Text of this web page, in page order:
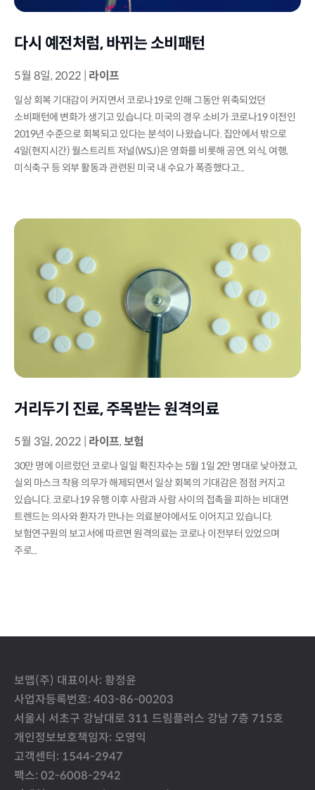
다시 예전처럼, 바뀌는 소비패턴
5월 8일, 2022 | 라이프
일상 회복 기대감이 커지면서 코로나19로 인해 그동안 위축되었던
소비패턴에 변화가 생기고 있습니다. 미국의 경우 소비가 코로나19 이전인
2019년 수준으로 회복되고 있다는 분석이 나왔습니다. 집안에서 밖으로
4일(현지시간) 월스트리트 저널(WSJ)은 영화를 비롯해 공연, 외식, 여행,
미식축구 등 외부 활동과 관련된 미국 내 수요가 폭증했다고...
거리두기 진료, 주목받는 원격의료
5월 3일, 2022 라이프,보험
30만 명에 이르렀던 코로나 일일 확진자수는 5월 1일 2만 명대로 낮아졌고,
실외 마스크 착용 의무가 해제되면서 일상 회복의 기대감은 점점 커지고
있습니다. 코로나19 유행 이후 사람과 사람 사이의 접촉을 피하는 비대면
트렌드는 의사와 환자가 만나는 의료분야에서도 이어지고 있습니다.
보험연구원의 보고서에 따르면 원격의료는 코로나 이전부터 있었으며
주로...
보맵(주) 대표이사: 황정윤
사업자등록번호: 403-86-00203
서울시 서초구 강남대로 311 드림플러스 강남 7층 715호
개인정보보호책임자: 오영익
고객센터: 1544-2947
팩스: 02-6008-2942